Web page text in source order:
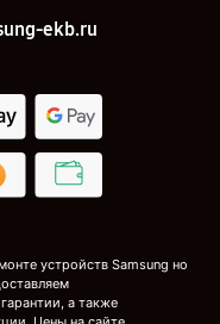
ekb.ru
устройств Samsung но
а также